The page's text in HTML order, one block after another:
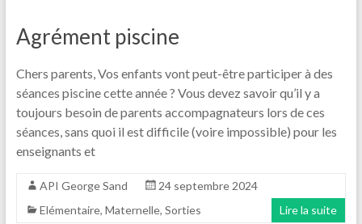
Agrément piscine
Chers parents, Vos enfants vont peut-être participer à des
séances piscine cette année ? Vous devez savoir qu’il y a
toujours besoin de parents accompagnateurs lors de ces
séances, sans quoi il est difficile (voire impossible) pour les
enseignants et
API George Sand
24 septembre 2024
Elémentaire, Maternelle, Sorties Lire la suite